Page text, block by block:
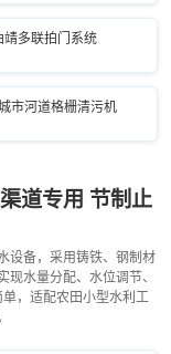
靖多联拍门系统
市河道格栅清污机
道专用 节制止
设备，采用铸铁、钢制材
水量分配、水位调节、
，适配农田小型水利工